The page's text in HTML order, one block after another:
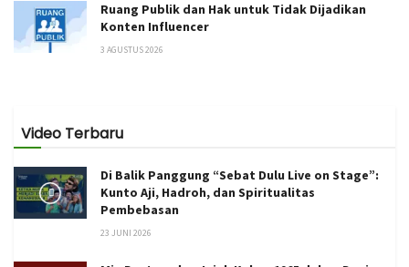
Ruang Publik dan Hak untuk Tidak Dijadikan
Konten Influencer
3 AGUSTUS 2026
Video Terbaru
Di Balik Panggung “Sebat Dulu Live on Stage”:
Kunto Aji, Hadroh, dan Spiritualitas
Pembebasan
23 JUNI 2026